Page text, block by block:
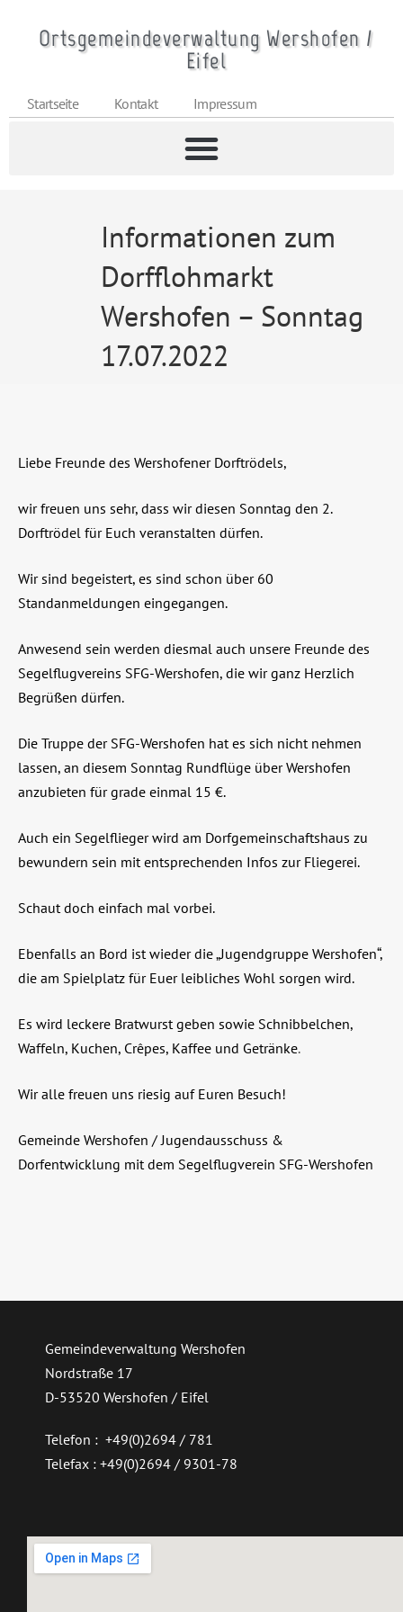
Ortsgemeindeverwaltung Wershofen /
Eifel
Startseite Kontakt Impressum
Informationen zum
Dorfflohmarkt
Wershofen – Sonntag
17.07.2022
Liebe Freunde des Wershofener Dorftrödels,
wir freuen uns sehr, dass wir diesen Sonntag den 2.
Dorftrödel für Euch veranstalten dürfen.
Wir sind begeistert, es sind schon über 60
Standanmeldungen eingegangen.
Anwesend sein werden diesmal auch unsere Freunde des
Segelflugvereins SFG-Wershofen, die wir ganz Herzlich
Begrüßen dürfen.
Die Truppe der SFG-Wershofen hat es sich nicht nehmen
lassen, an diesem Sonntag Rundflüge über Wershofen
anzubieten für grade einmal 15 €.
Auch ein Segelflieger wird am Dorfgemeinschaftshaus zu
bewundern sein mit entsprechenden Infos zur Fliegerei.
Schaut doch einfach mal vorbei.
Ebenfalls an Bord ist wieder die „Jugendgruppe Wershofen“,
die am Spielplatz für Euer leibliches Wohl sorgen wird.
Es wird leckere Bratwurst geben sowie Schnibbelchen,
Waffeln, Kuchen, Crêpes, Kaffee und Getränke.
Wir alle freuen uns riesig auf Euren Besuch!
Gemeinde Wershofen / Jugendausschuss &
Dorfentwicklung mit dem Segelflugverein SFG-Wershofen
Gemeindeverwaltung Wershofen
Nordstraße 17
D-53520 Wershofen / Eifel
Telefon : +49(0)2694 / 781
Telefax : +49(0)2694 / 9301-78